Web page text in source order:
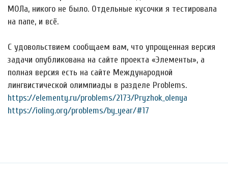
МОЛа, никого не было. Отдельные кусочки я тестировала
на папе, и всё.
С удовольствием сообщаем вам, что упрощенная версия
задачи опубликована на сайте проекта «Элементы», а
полная версия есть на сайте Международной
лингвистической олимпиады в разделе Problems.
https://elementy.ru/problems/2173/Pryzhok_olenya
https://ioling.org/problems/by_year/#17